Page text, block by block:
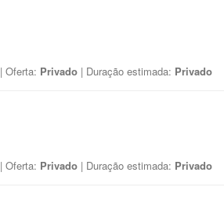
| Oferta: Privado | Duração estimada: Privado
| Oferta: Privado | Duração estimada: Privado